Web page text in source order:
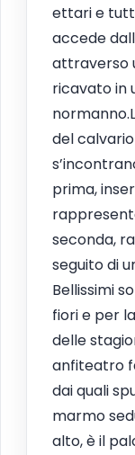
ettari e
accede
attraverso
ricavato in
del
prima,
seconda,
seguito di
Bellissimi
fiori e per
delle
anfiteatro
dai quali
marmo
alto, è il